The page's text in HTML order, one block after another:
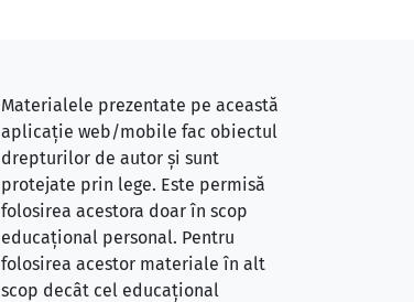
Materialele prezentate pe această
aplicație web/mobile fac obiectul
drepturilor de autor și sunt
protejate prin lege. Este permisă
folosirea acestora doar în scop
educațional personal. Pentru
folosirea acestor materiale în alt
scop decât cel educațional